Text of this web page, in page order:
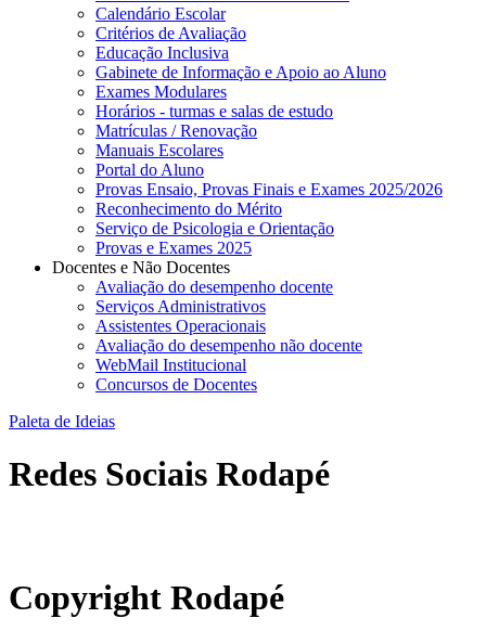
Calendário Escolar
Critérios de Avaliação
Educação Inclusiva
Gabinete de Informação e Apoio ao Aluno
Exames Modulares
Horários - turmas e salas de estudo
Matrículas / Renovação
Manuais Escolares
Portal do Aluno
Provas Ensaio, Provas Finais e Exames 2025/2026
Reconhecimento do Mérito
Serviço de Psicologia e Orientação
Provas e Exames 2025
Docentes e Não Docentes
Avaliação do desempenho docente
Serviços Administrativos
Assistentes Operacionais
Avaliação do desempenho não docente
WebMail Institucional
Concursos de Docentes
Paleta de Ideias
Redes Sociais Rodapé
Copyright Rodapé